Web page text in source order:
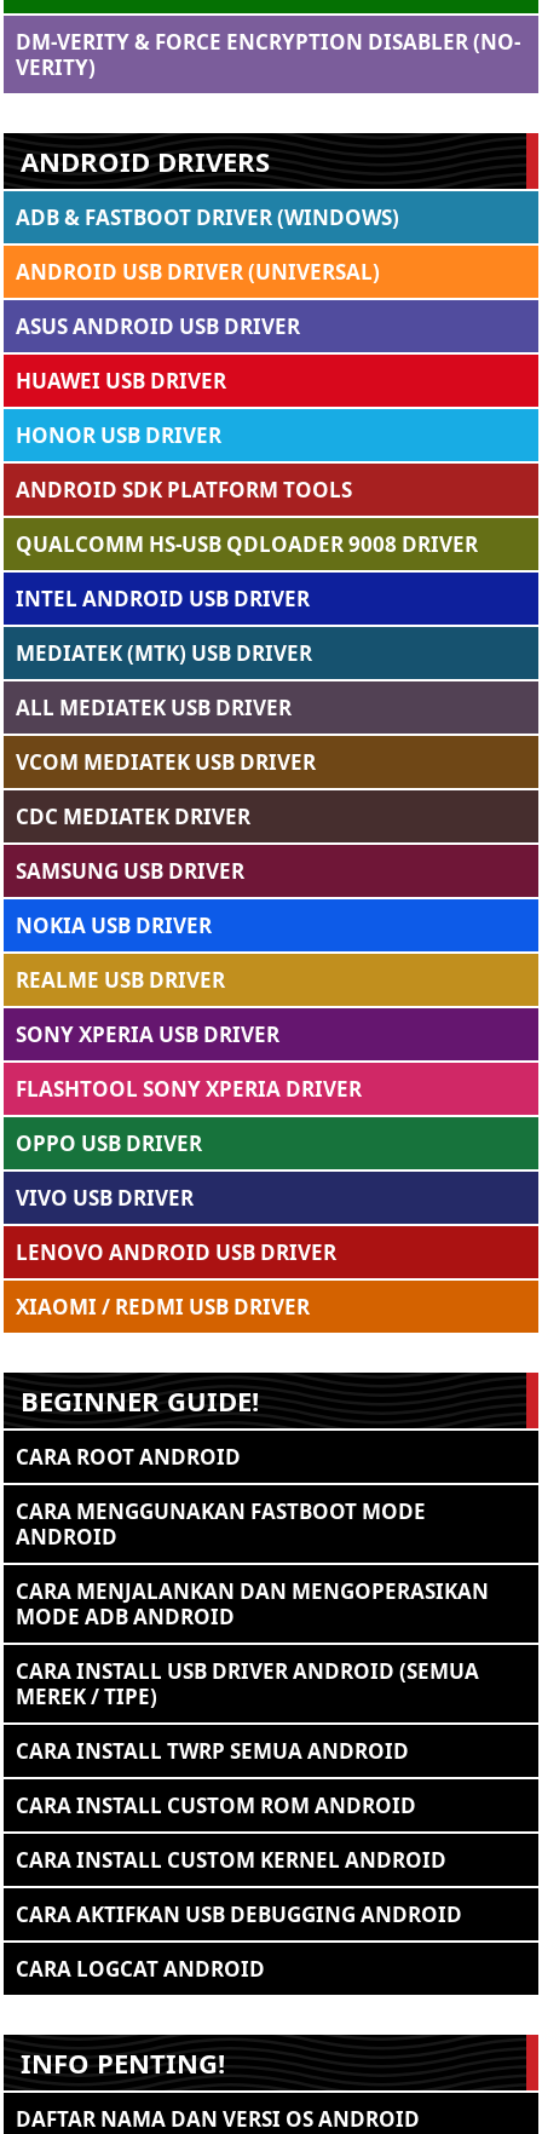
DM-VERITY & FORCE ENCRYPTION DISABLER (NO-
VERITY)
ANDROID DRIVERS
ADB & FASTBOOT DRIVER (WINDOWS)
ANDROID USB DRIVER (UNIVERSAL)
ASUS ANDROID USB DRIVER
HUAWEI USB DRIVER
HONOR USB DRIVER
ANDROID SDK PLATFORM TOOLS
QUALCOMM HS-USB QDLOADER 9008 DRIVER
INTEL ANDROID USB DRIVER
MEDIATEK (MTK) USB DRIVER
ALL MEDIATEK USB DRIVER
VCOM MEDIATEK USB DRIVER
CDC MEDIATEK DRIVER
SAMSUNG USB DRIVER
NOKIA USB DRIVER
REALME USB DRIVER
SONY XPERIA USB DRIVER
FLASHTOOL SONY XPERIA DRIVER
OPPO USB DRIVER
VIVO USB DRIVER
LENOVO ANDROID USB DRIVER
XIAOMI / REDMI USB DRIVER
BEGINNER GUIDE!
CARA ROOT ANDROID
CARA MENGGUNAKAN FASTBOOT MODE
ANDROID
CARA MENJALANKAN DAN MENGOPERASIKAN
MODE ADB ANDROID
CARA INSTALL USB DRIVER ANDROID (SEMUA
MEREK / TIPE)
CARA INSTALL TWRP SEMUA ANDROID
CARA INSTALL CUSTOM ROM ANDROID
CARA INSTALL CUSTOM KERNEL ANDROID
CARA AKTIFKAN USB DEBUGGING ANDROID
CARA LOGCAT ANDROID
INFO PENTING!
DAFTAR NAMA DAN VERSI OS ANDROID